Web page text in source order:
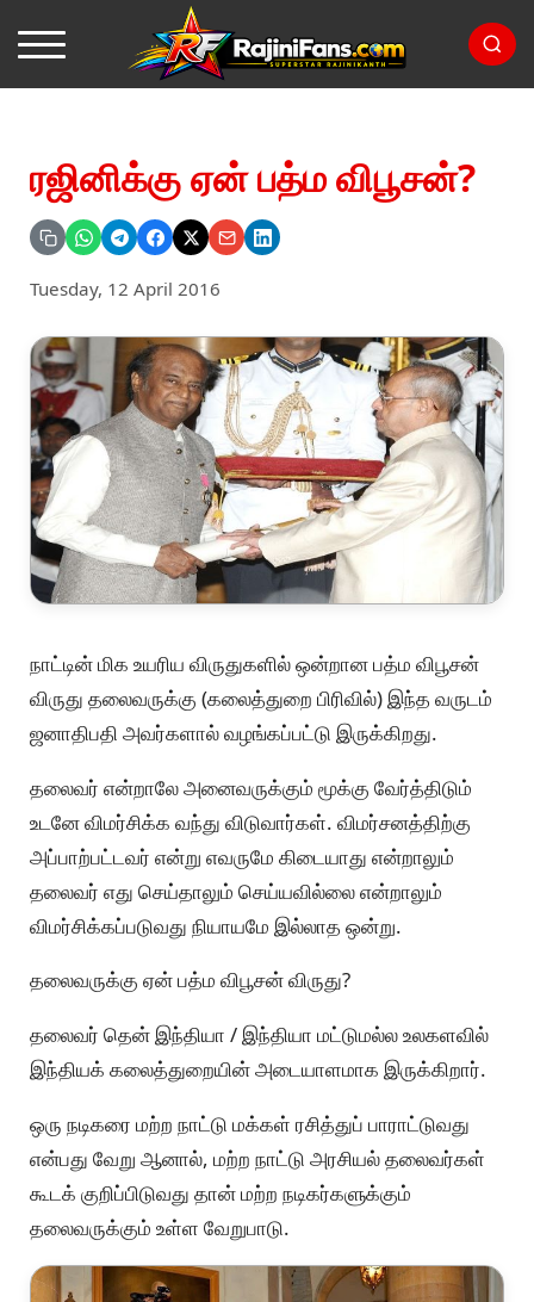
ரஜினிக்கு ஏன் பத்ம விபூசன்?
Tuesday, 12 April 2016
நாட்டின் மிக உயரிய விருதுகளில் ஒன்றான பத்ம விபூசன்
விருது தலைவருக்கு (கலைத்துறை பிரிவில்) இந்த வருடம்
ஜனாதிபதி அவர்களால் வழங்கப்பட்டு இருக்கிறது.
தலைவர் என்றாலே அனைவருக்கும் மூக்கு வேர்த்திடும்
உடனே விமர்சிக்க வந்து விடுவார்கள். விமர்சனத்திற்கு
அப்பாற்பட்டவர் என்று எவருமே கிடையாது என்றாலும்
தலைவர் எது செய்தாலும் செய்யவில்லை என்றாலும்
விமர்சிக்கப்படுவது நியாயமே இல்லாத ஒன்று.
தலைவருக்கு ஏன் பத்ம விபூசன் விருது?
தலைவர் தென் இந்தியா / இந்தியா மட்டுமல்ல உலகளவில்
இந்தியக் கலைத்துறையின் அடையாளமாக இருக்கிறார்.
ஒரு நடிகரை மற்ற நாட்டு மக்கள் ரசித்துப் பாராட்டுவது
என்பது வேறு ஆனால், மற்ற நாட்டு அரசியல் தலைவர்கள்
கூடக் குறிப்பிடுவது தான் மற்ற நடிகர்களுக்கும்
தலைவருக்கும் உள்ள வேறுபாடு.